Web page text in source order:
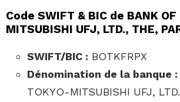
Code SWIFT & BIC de BANK OF
MITSUBISHI UFJ, LTD., THE,
SWIFT/BIC : BOTKFRPX
Dénomination de la banque :
TOKYO-MITSUBISHI UFJ,